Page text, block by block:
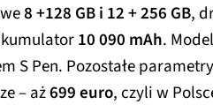
8 +128 GB i 12 + 256 GB,
10 090 mAh.
S Pen. Pozostałe
– aż699 euro, czyli w